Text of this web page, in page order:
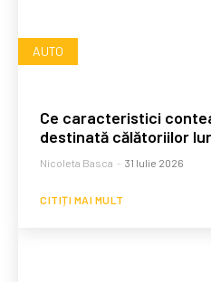
AUTO
Ce caracteristici
destinată călătoriilor
Nicoleta Basca - 31 Iulie 2026
CITIȚI MAI MULT